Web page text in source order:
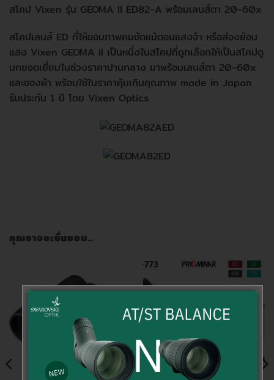
สโคป Vixen รุ่น GEOMA II ED82-A พร้อมเลนส์ตา 20-60x
สโคปเลนส์ ED ที่ให้ขอบภาพคมชัดแม้ตอนแสงจ้า หรือส่องย้อน
แสง Vixen GEOMA II เป็นหนึ่งในสโคปที่ถูกเลือกให้เป็นสโคปดู
นกยอดเยี่ยมในช่วงราคาปานกลาง มาพร้อมเลนส์ตา 20-60x
และซองผ้า พร้อมใช้ในราคาคุ้มเกินคุณภาพ made in Japan
รับประกัน 1 ปี โดย Vixen Optics
คุณอาจจะชื่นชอบ…